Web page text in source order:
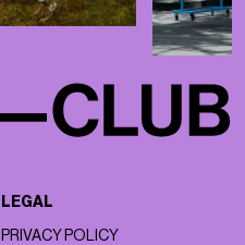
LEGAL
PRIVACY POLICY